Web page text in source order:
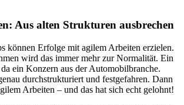
Aus alten Strukturen ausbrechen
können Erfolge mit agilem Arbeiten erzielen.
wird das immer mehr zur Normalität. Ein
ein Konzern aus der Automobilbranche.
durchstrukturiert und festgefahren. Dann
Arbeiten – und das hat sich echt gelohnt!